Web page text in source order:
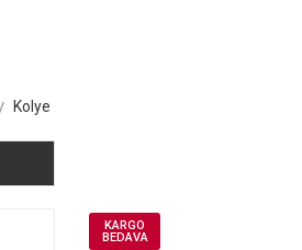
Kolye
KARGO
BEDAVA